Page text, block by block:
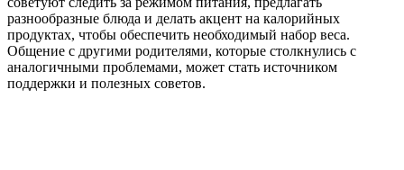
разнообразные блюда и делать акцент на калорийных
продуктах, чтобы обеспечить необходимый набор веса.
Общение с другими родителями, которые столкнулись с
аналогичными проблемами, может стать источником
поддержки и полезных советов.